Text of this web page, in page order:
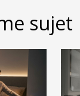
sujet